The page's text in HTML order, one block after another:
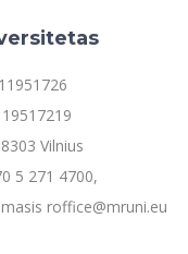
Vilnius
5 271 4700,
roffice@mruni.eu